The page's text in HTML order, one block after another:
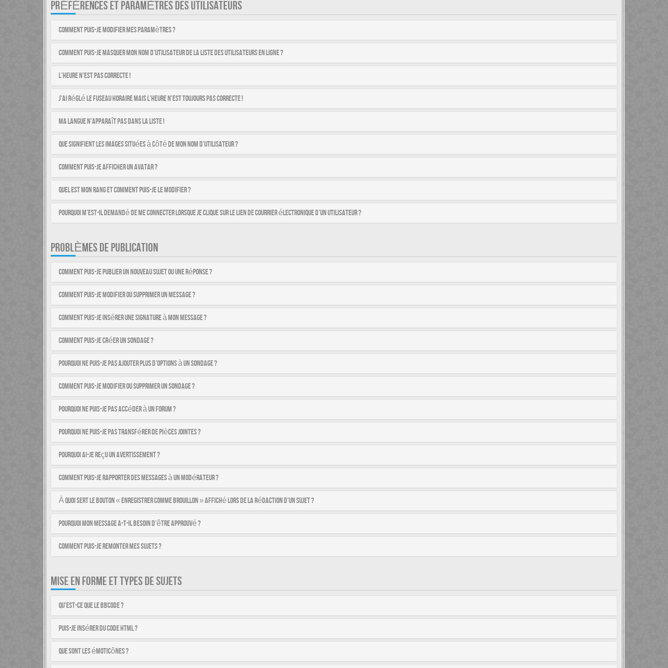
PRÉFÉRENCES ET PARAMÈTRES DES UTILISATEURS
Comment puis-je modifier mes paramètres ?
Comment puis-je masquer mon nom d’utilisateur de la liste des utilisateurs en ligne ?
L’heure n’est pas correcte !
J’ai réglé le fuseau horaire mais l’heure n’est toujours pas correcte !
Ma langue n’apparaît pas dans la liste !
Que signifient les images situées à côté de mon nom d’utilisateur ?
Comment puis-je afficher un avatar ?
Quel est mon rang et comment puis-je le modifier ?
Pourquoi m’est-il demandé de me connecter lorsque je clique sur le lien de courrier électronique d’un utilisateur ?
PROBLÈMES DE PUBLICATION
Comment puis-je publier un nouveau sujet ou une réponse ?
Comment puis-je modifier ou supprimer un message ?
Comment puis-je insérer une signature à mon message ?
Comment puis-je créer un sondage ?
Pourquoi ne puis-je pas ajouter plus d’options à un sondage ?
Comment puis-je modifier ou supprimer un sondage ?
Pourquoi ne puis-je pas accéder à un forum ?
Pourquoi ne puis-je pas transférer de pièces jointes ?
Pourquoi ai-je reçu un avertissement ?
Comment puis-je rapporter des messages à un modérateur ?
À quoi sert le bouton « Enregistrer comme brouillon » affiché lors de la rédaction d’un sujet ?
Pourquoi mon message a-t-il besoin d’être approuvé ?
Comment puis-je remonter mes sujets ?
MISE EN FORME ET TYPES DE SUJETS
Qu’est-ce que le BBCode ?
Puis-je insérer du code HTML ?
Que sont les émoticônes ?